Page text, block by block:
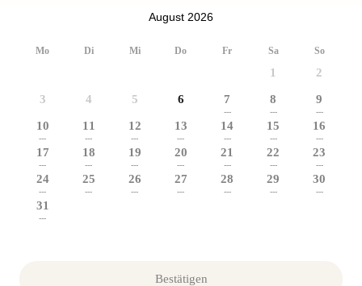
August 2026
Mo Di Mi Do Fr Sa So
1 2
3 4 5 6 7
---
8
---
9
---
10
---
11
---
12
---
13
---
14
---
15
---
16
---
17
---
18
---
19
---
20
---
21
---
22
---
23
---
24
---
25
---
26
---
27
---
28
---
29
---
30
---
31
---
Bestätigen